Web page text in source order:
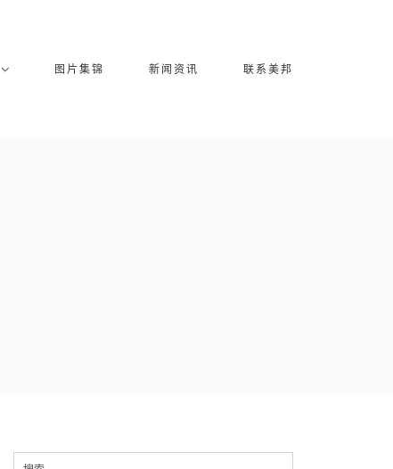
图片集锦 新闻资讯 联系美邦
Search